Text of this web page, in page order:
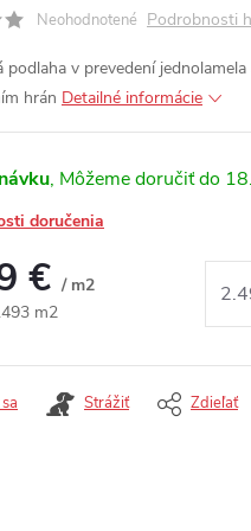
Neohodnotené Podrobnosti
podlaha v prevedení
hrán Detailné informácie
doručenia
€ / m2
m2
Strážiť Zdieľať